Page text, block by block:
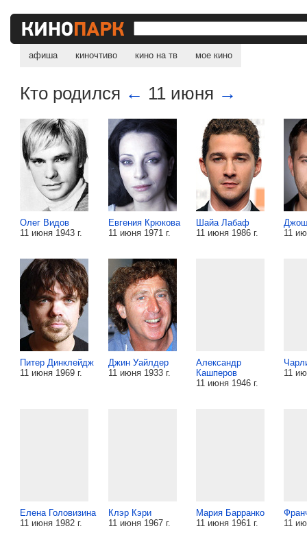
афиша киночтиво кино на тв мое кино
Кто родился ← 11 июня →
Олег Видов
11 июня 1943 г.
Евгения Крюкова
11 июня 1971 г.
Шайа Лабаф
11 июня 1986 г.
11
Питер Динклейдж
11 июня 1969 г.
Джин Уайлдер
11 июня 1933 г.
Александр
Кашперов
11 июня 1946 г.
11
Елена Головизина
11 июня 1982 г.
Клэр Кэри
11 июня 1967 г.
Мария Барранко
11 июня 1961 г.
11